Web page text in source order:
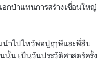
กป่าแทนการสร้างเขื่อนใหญ่
ำไปไหว้พ่อปู่ฤๅษีและพี่สืบ
น เป็นวันประวัติศาสตร์ครั้ง